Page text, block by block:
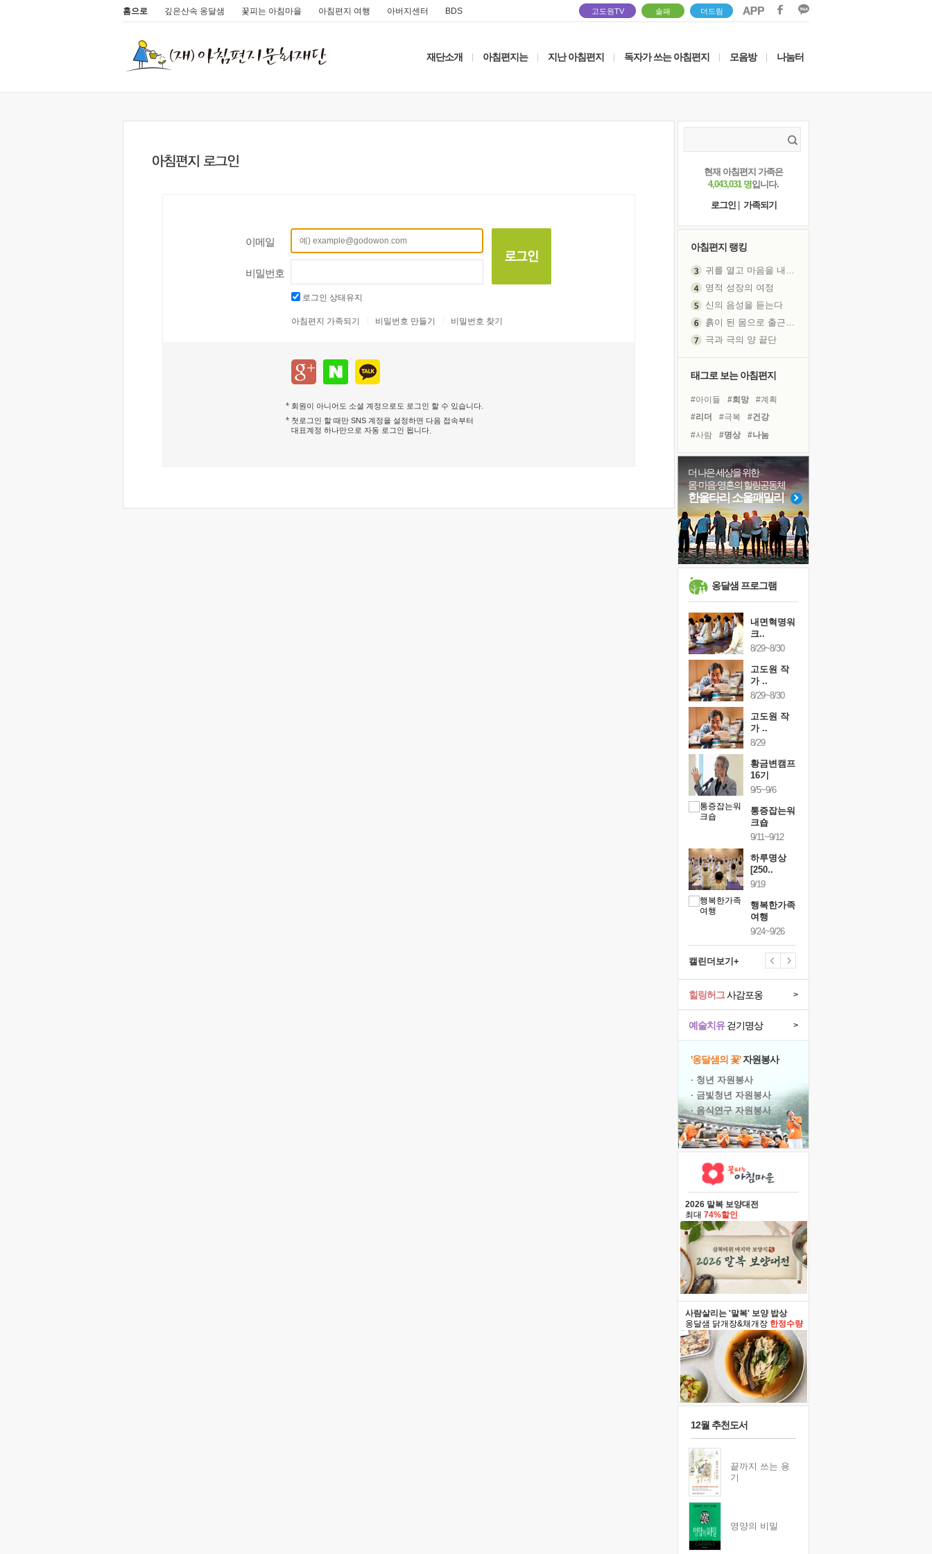
홈으로 깊은산속 옹달샘 꽃피는 아침마을 아침편지 여행 아버지센터 BDS 고도원TV 솔패 더드림
재단소개 아침편지는 지난 아침편지 독자가 쓰는 아침편지 모음방 나눔터
이메일
비밀번호
로그인 상태유지
아침편지 가족되기 비밀번호 만들기 비밀번호 찾기
회원이 아니어도 소셜 계정으로도 로그인 할 수 있습니다.
첫로그인 할 때만 SNS 계정을 설정하면 다음 접속부터
대표계정 하나만으로 자동 로그인 됩니다
현재 아침편지 가족은
4,043,031 명입니다.
로그인
가족되기
아침편지 랭킹
귀를 열고 마음을 내어주고
영적 성장의 여정
신의 음성을 듣는다
흙이 된 몸으로 출근하는 여자
극과 극의 양 끝단
아픈 아버지를 위한 공간 설계
슬럼프
보고 싶은 어머니
유년 시절의 부산 영도 바다
못된 꼰대들
너무 황홀한 꽃들이여!
희망이란
'모른다'는 것
태그로 보는 아침편지
#아이들 #희망
#계획
#리더
#극복
#건강
#사람
#명상
#나눔
#비전캠프
#다짐
#도움
#경험
#독서 #삶
#위기
#힐링
#독서캠프
#링컨학교
#바이러스
#유튜브
더 나은 세상을 위한
몸·마음·영혼의 힐링공동체
한울타리 소울패밀리
옹달샘 프로그램
내면혁명워
크..
8/29~8/30
고도원 작
가 ..
8/29~8/30
고도원 작
가 ..
8/29
황금변캠프
16기
9/5~9/6
통증잡는워
크숍
9/11~9/12
하루명상
[250..
9/19
행복한가족
여행
9/24~9/26
캘린더보기+
예술치유걷기명상 >
힐링허그사감포옹 >
'옹달샘의 꽃'자원봉사
· 청년 자원봉사
· 금빛청년 자원봉사
· 음식연구 자원봉사
2026 말복 보양대전
최대 74%할인
사람살리는 '말복' 보양 밥상
옹달샘 닭개장&채개장 한정수량
12월 추천도서
끝까지 쓰는 용
기
영양의 비밀